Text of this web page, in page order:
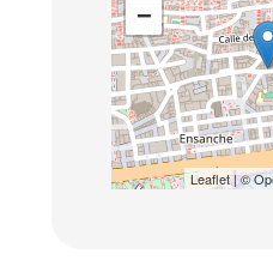
−
Leaflet| ©